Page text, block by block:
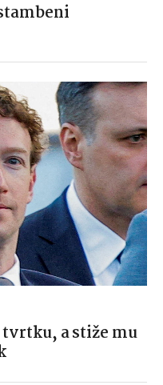
a stiže mu